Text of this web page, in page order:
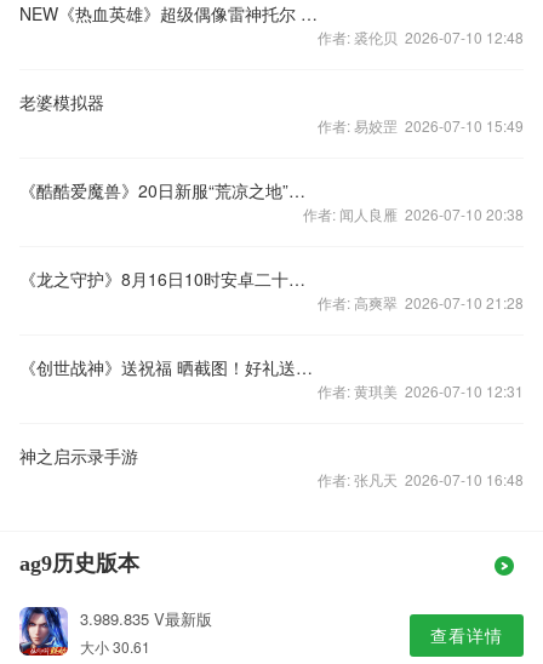
NEW《热血英雄》超级偶像雷神托尔 汹涌来袭
作者: 裘伦贝 2026-07-10 12:48
老婆模拟器
作者: 易姣罡 2026-07-10 15:49
《酷酷爱魔兽》20日新服“荒凉之地”等火爆开启！
作者: 闻人良雁 2026-07-10 20:38
《龙之守护》8月16日10时安卓二十五服开启
作者: 高爽翠 2026-07-10 21:28
《创世战神》送祝福 晒截图！好礼送不停！
作者: 黄琪美 2026-07-10 12:31
神之启示录手游
作者: 张凡天 2026-07-10 16:48
ag9历史版本
3.989.835 V最新版
大小 30.61 查看详情